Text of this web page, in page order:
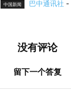
中国新闻 巴中通讯社 -
没有评论
留下一个答复